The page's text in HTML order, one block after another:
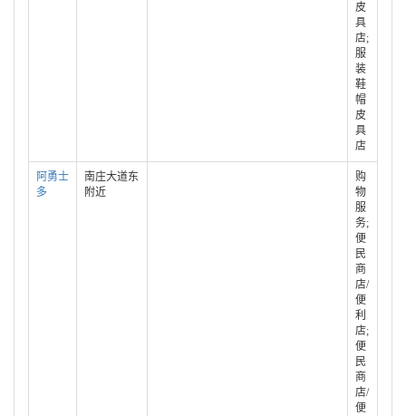
皮
具
店;
服
装
鞋
帽
皮
具
店
阿勇士
多
南庄大道东
附近
购
物
服
务;
便
民
商
店/
便
利
店;
便
民
商
店/
便